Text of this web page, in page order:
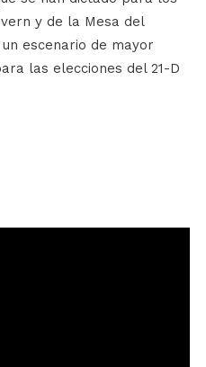
y de la Mesa del
escenario de mayor
las elecciones del 21-D